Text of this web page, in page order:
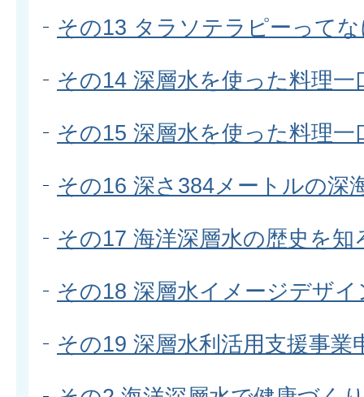
その13 タラソテラピーって
その14 深層水を使った料理一
その15 深層水を使った料理一
その16 深さ384メートルの深
その17 海洋深層水の歴史を知
その18 深層水イメージデザ
その19 深層水利活用支援事業